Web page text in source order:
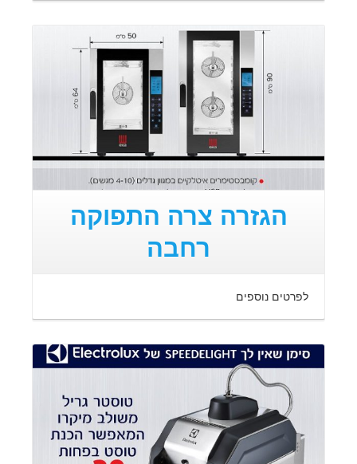
קרא עוד
הגזרה צרה התפוקה
רחבה
לפרטים נוספים
קרא עוד